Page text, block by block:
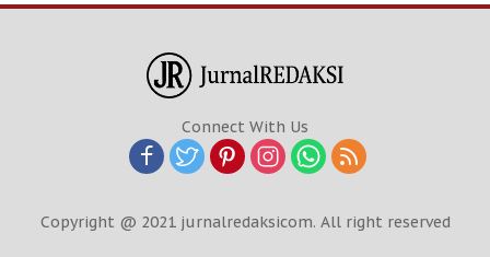
Connect With Us
Copyright @ 2021 jurnalredaksicom. All right reserved